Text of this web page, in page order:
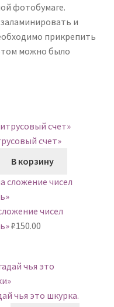
фотобумаге.
и
прикрепить
можно было
счет»
В корзину
чисел
₽150.00
чья это шкурка.